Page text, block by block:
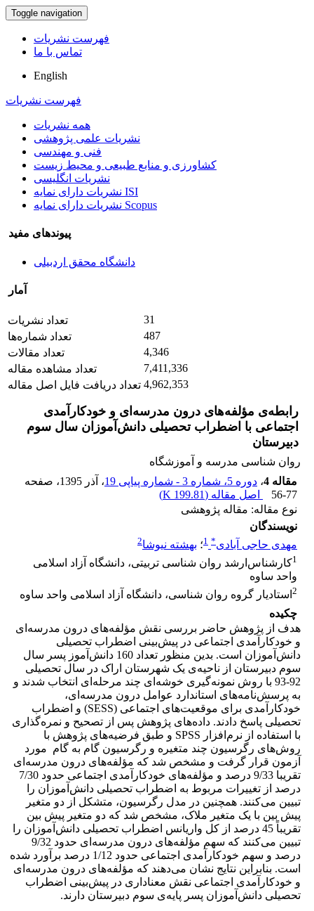
Toggle navigation
فهرست نشریات
تماس با ما
English
فهرست نشریات
همه نشریات
نشریات علمی پژوهشی
فنی و مهندسی
کشاورزی و منابع طبیعی و محیط زیست
نشریات انگلیسی
نشریات دارای نمایه ISI
نشریات دارای نمایه Scopus
پیوندهای مفید
دانشگاه محقق اردبیلی
آمار
تعداد نشریات
31
تعداد شماره‌ها
487
تعداد مقالات
4,346
تعداد مشاهده مقاله
7,411,336
تعداد دریافت فایل اصل مقاله 4,962,353
رابطه‌ی مؤلفه‌های درون مدرسه‌ای و خودکارآمدی
اجتماعی با اضطراب تحصیلی دانش‌آموزان سال سوم
دبیرستان
روان شناسی مدرسه و آموزشگاه
مقاله 4
، دوره 5، شماره 3 - شماره پیاپی 19 ، آذر 1395
، صفحه
56-77
اصل مقاله (199.81 K
)
نوع مقاله: مقاله پژوهشی
نویسندگان
مهدی حاجی آبادی*
1؛ بهشته نیوشا2
1کارشناس‌ارشد روان شناسی تربیتی، دانشگاه آزاد اسلامی
واحد ساوه
2 استادیار گروه روان شناسی، دانشگاه آزاد اسلامی واحد ساوه
چکیده
هدف از پژوهش حاضر بررسی نقش مؤلفه‌های درون مدرسه‌ای
و خودکارآمدی اجتماعی در پیش‌بینی اضطراب تحصیلی
دانش‌آموزان است. بدین منظور تعداد 160 دانش‌آموز پسر سال
سوم دبیرستان از ناحیه‌ی یک شهرستان اراک در سال تحصیلی
92-93 با روش نمونه‌گیری خوشه‌ای چند مرحله‌ای انتخاب شدند و
به پرسش‌نامه‌های استاندارد عوامل درون مدرسه‌ای،
خودکارآمدی برای موقعیت‌های اجتماعی (SESS) و اضطراب
تحصیلی پاسخ دادند. داده‌های پژوهش پس از تصحیح و نمره‌گذاری
با استفاده از نرم‌افزار SPSS و طبق فرضیه‌های پژوهش با
روش‌های رگرسیون چند متغیره و رگرسیون گام به گام مورد
آزمون قرار گرفت و مشخص شد که مؤلفه‌های درون مدرسه‌ای
تقریبا 9/33 درصد و مؤلفه‌های خودکارآمدی اجتماعی حدود 7/30
درصد از تغییرات مربوط به اضطراب تحصیلی دانش‌آموزان را
تبیین می‌کنند. همچنین در مدل رگرسیون، متشکل از دو متغیر
پیش بین با یک متغیر ملاک، مشخص شد که دو متغیر پیش بین
تقریباً 45 درصد از کل واریانس اضطراب تحصیلی دانش‌آموزان را
تبیین می‌کنند که سهم مؤلفه‌های درون مدرسه‌ای حدود 9/32
درصد و سهم خودکارآمدی اجتماعی حدود 1/12 درصد برآورد شده
است. بنابراین نتایج نشان می‌دهند که مؤلفه‌های درون مدرسه‌ای
و خودکارآمدی اجتماعی نقش معناداری در پیش‌بینی اضطراب
تحصیلی دانش‌آموزان پسر پایه‌ی سوم دبیرستان دارند.